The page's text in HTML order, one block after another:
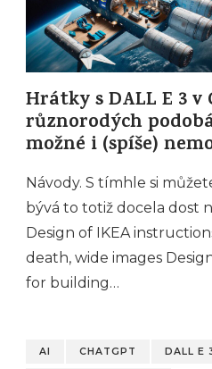
Hrátky s DALL E 3 v
různorodých
možné i (spíše)
Návody. S tímhle si
bývá to totiž docela dost
Design of IKEA
death, wide images
for building…
AI CHATGPT DALL E